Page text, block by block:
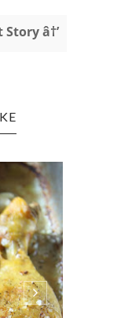
Story â†’